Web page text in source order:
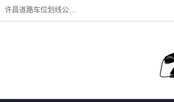
周口中为交通设施工程有限公司是一家洛阳道路划线公司、郑州道路划线公司、平顶山道路车位划线公司、开封车位划线公司、许昌道路车位划线公司、漯河道路车位划线公司，公司始终坚持“诚信、匠心、专注”的宗旨；我们的经营理念是：的服务。